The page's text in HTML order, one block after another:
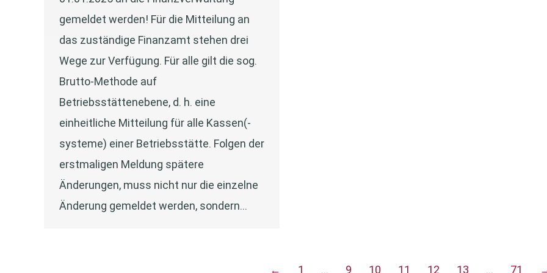
gemeldet werden! Für die Mitteilung an
das zuständige Finanzamt stehen drei
Wege zur Verfügung. Für alle gilt die sog.
Brutto-Methode auf
Betriebsstättenebene, d. h. eine
einheitliche Mitteilung für alle Kassen(-
systeme) einer Betriebsstätte. Folgen der
erstmaligen Meldung spätere
Änderungen, muss nicht nur die einzelne
Änderung gemeldet werden, sondern…
← 1 … 9 10 11 12 13 … 71